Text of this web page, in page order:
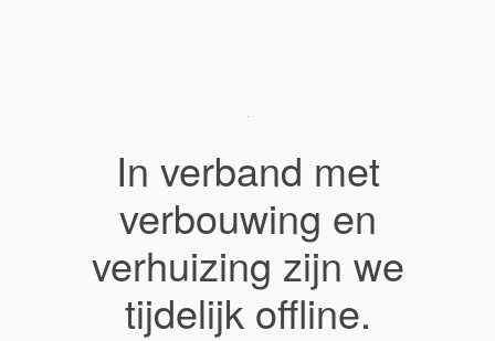
In verband met
verbouwing en
verhuizing zijn we
tijdelijk offline.